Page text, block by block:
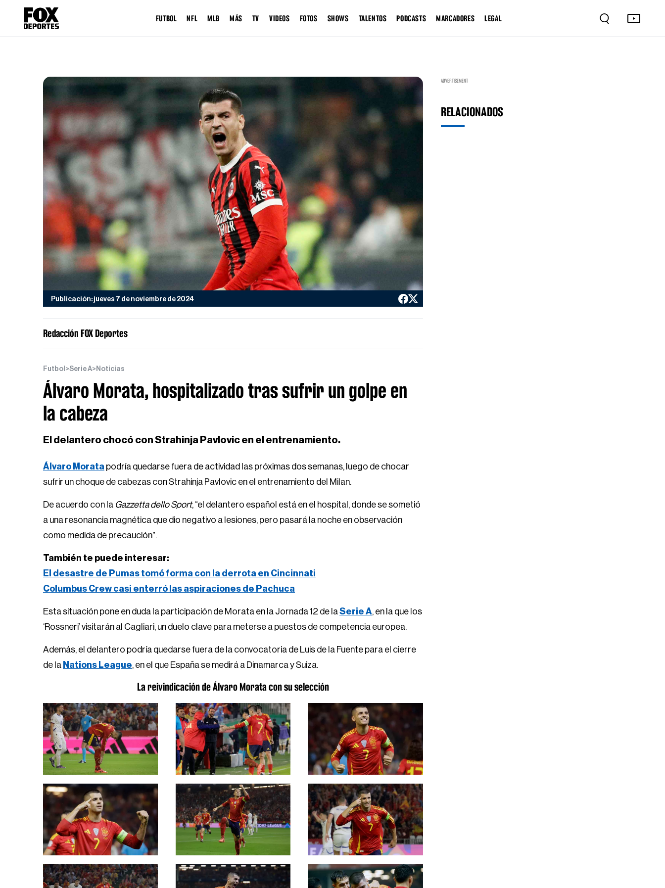
FUTBOL NFL MLB MÁS TV VIDEOS FOTOS SHOWS TALENTOS PODCASTS MARCADORES LEGAL
Publicación: jueves 7 de noviembre de 2024
Redacción FOX Deportes
Futbol >Serie A> Noticias
Álvaro Morata, hospitalizado tras sufrir un golpe en
la cabeza
El delantero chocó con Strahinja Pavlovic en el entrenamiento.
Álvaro Morata podría quedarse fuera de actividad las próximas dos semanas, luego de chocar
sufrir un choque de cabezas con Strahinja Pavlovic en el entrenamiento del Milan.
De acuerdo con la Gazzetta dello Sport, “el delantero español está en el hospital, donde se sometió
a una resonancia magnética que dio negativo a lesiones, pero pasará la noche en observación
como medida de precaución”.
También te puede interesar:
El desastre de Pumas tomó forma con la derrota en Cincinnati
Columbus Crew casi enterró las aspiraciones de Pachuca
Esta situación pone en duda la participación de Morata en la Jornada 12 de laSerie A, en la que los
‘Rossneri’ visitarán al Cagliari, un duelo clave para meterse a puestos de competencia europea.
Además, el delantero podría quedarse fuera de la convocatoria de Luis de la Fuente para el cierre
de la Nations League, en el que España se medirá a Dinamarca y Suiza.
La reivindicación de Álvaro Morata con su selección
ADVERTISEMENT
RELACIONADOS